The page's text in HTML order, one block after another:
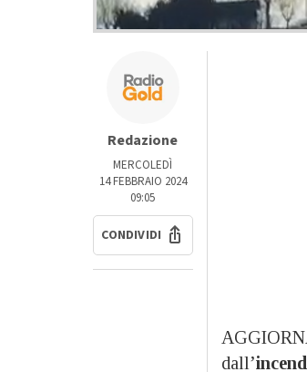
Redazione
MERCOLEDÌ
14 FEBBRAIO 2024
09:05
CONDIVIDI
dall’